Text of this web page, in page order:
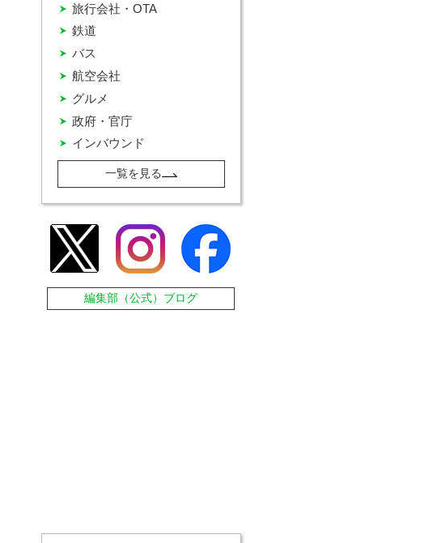
インバウンド
グルメ
バス
政府・官庁
旅行会社・OTA
航空会社
鉄道
一覧を見る
編集部（公式）ブログ